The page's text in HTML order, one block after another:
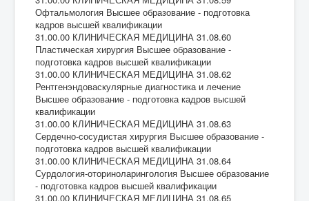
Офтальмология Высшее образование - подготовка
кадров высшей квалификации
31.00.00 КЛИНИЧЕСКАЯ МЕДИЦИНА 31.08.60
Пластическая хирургия Высшее образование -
подготовка кадров высшей квалификации
31.00.00 КЛИНИЧЕСКАЯ МЕДИЦИНА 31.08.62
Рентгенэндоваскулярные диагностика и лечение
Высшее образование - подготовка кадров высшей
квалификации
31.00.00 КЛИНИЧЕСКАЯ МЕДИЦИНА 31.08.63
Сердечно-сосудистая хирургия Высшее образование -
подготовка кадров высшей квалификации
31.00.00 КЛИНИЧЕСКАЯ МЕДИЦИНА 31.08.64
Сурдология-оториноларингология Высшее образование
- подготовка кадров высшей квалификации
31.00.00 КЛИНИЧЕСКАЯ МЕДИЦИНА 31.08.65